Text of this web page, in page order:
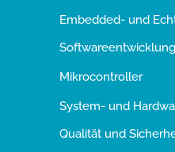
Embedded- und
Mikrocontroller
System- und
Qualität und